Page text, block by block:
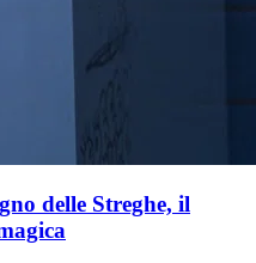
delle Streghe, il